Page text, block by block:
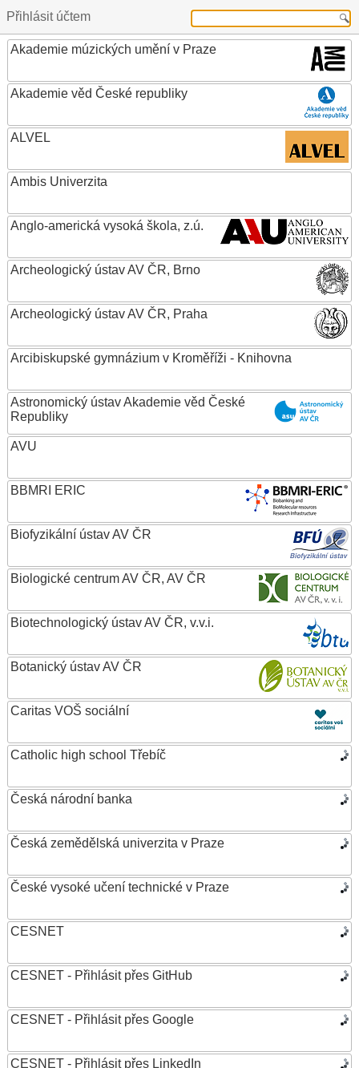
Přihlásit účtem
Akademie múzických umění v Praze
Akademie věd České republiky
ALVEL
Ambis Univerzita
Anglo-americká vysoká škola, z.ú.
Archeologický ústav AV ČR, Brno
Archeologický ústav AV ČR, Praha
Arcibiskupské gymnázium v Kroměříži - Knihovna
Astronomický ústav Akademie věd České
Republiky
AVU
BBMRI ERIC
Biofyzikální ústav AV ČR
Biologické centrum AV ČR, AV ČR
Biotechnologický ústav AV ČR, v.v.i.
Botanický ústav AV ČR
Caritas VOŠ sociální
Catholic high school Třebíč
Česká národní banka
Česká zemědělská univerzita v Praze
České vysoké učení technické v Praze
CESNET
CESNET - Přihlásit přes GitHub
CESNET - Přihlásit přes Google
CESNET - Přihlásit přes LinkedIn